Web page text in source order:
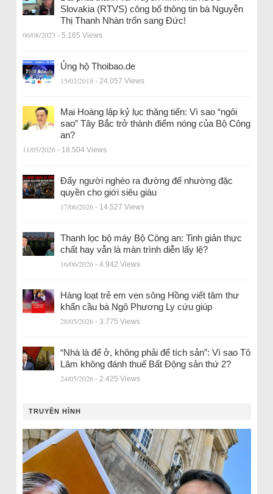
Slovakia (RTVS) công bố thông tin bà Nguyễn
Thị Thanh Nhàn trốn sang Đức!
06/08/2023 - 5.165 Views
Ủng hộ Thoibao.de
15/02/2018 - 24.057 Views
Mai Hoàng lập kỷ lục thăng tiến: Vì sao “ngôi
sao” Tây Bắc trở thành điểm nóng của Bộ Công
an?
11/05/2026 - 18.504 Views
Đẩy người nghèo ra đường để nhường đặc
quyền cho giới siêu giàu
17/06/2026 - 14.527 Views
Thanh lọc bộ máy Bộ Công an: Tinh giản thực
chất hay vẫn là màn trình diễn lấy lệ?
16/06/2026 - 4.942 Views
Hàng loạt trẻ em ven sông Hồng viết tâm thư
khẩn cầu bà Ngô Phương Ly cứu giúp
28/05/2026 - 3.775 Views
“Nhà là để ở, không phải để tích sản”: Vì sao Tô
Lâm không đánh thuế Bất Động sản thứ 2?
24/05/2026 - 2.425 Views
TRUYỀN HÌNH